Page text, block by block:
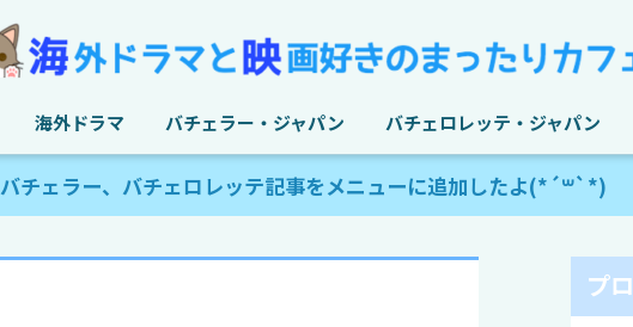
海外ドラマ バチェラー・ジャパン バチェロレッテ・ジャパン
バチェラー、バチェロレッテ記事をメニューに追加したよ(*´꒳`*)
プ